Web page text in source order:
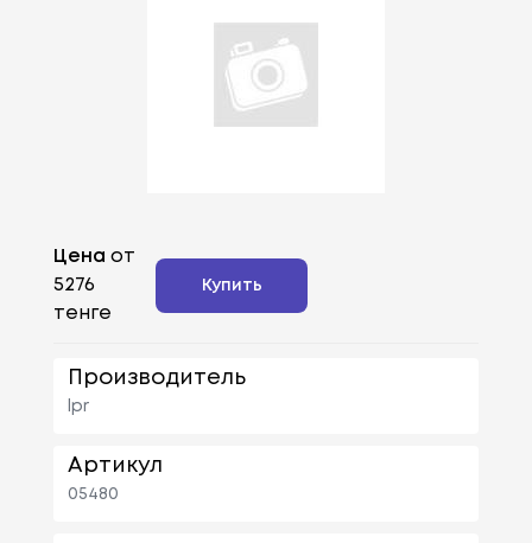
Цена от
5276
тенге
Купить
Производитель
lpr
Артикул
05480